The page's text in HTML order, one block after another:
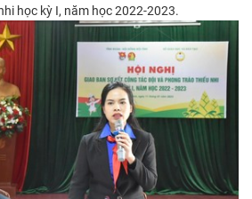
học kỳ I, năm học 2022-2023.